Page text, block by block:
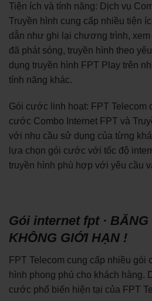
Tiện ích và tính năng: Dịch vụ
Truyền hình cung cấp nhiều tiện
dẫn như ghi lại chương trình,
đã phát sóng, truyền hình theo
dụng truyền hình FPT Play trên
tính năng khác.
Gói cước linh hoạt: FPT Telecom
cước Combo Internet FPT và
với nhu cầu sử dụng của từng
lựa chọn gói cước với tốc độ
truyền hình phù hợp với yêu cầu
Gói internet fpt · BĂNG
KHÔNG GIỚI HẠN !
FPT Telecom cung cấp nhiều gói
hình phong phú cho khách hàng.
cước phổ biến hiện tại của FPT